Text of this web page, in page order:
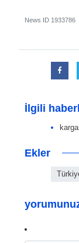
News ID 1933786
İlgili
Ekler